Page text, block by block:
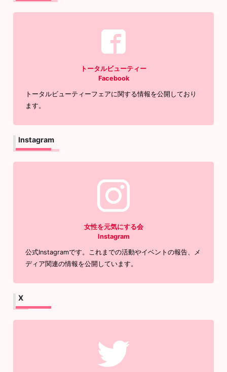
トータルビューティー
Facebook
トータルビューティーフェアに関する情報を公開しており
ます。
Instagram
女性を元気にする会
Instagram
公式Instagramです。これまでの活動やイベントの報告、メ
ディア関連の情報を公開しています。
X